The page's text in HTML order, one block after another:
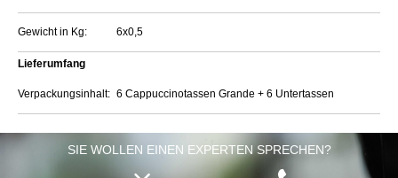
Gewicht in Kg: 6x0,5
Lieferumfang
Verpackungsinhalt: 6 Cappuccinotassen Grande + 6 Untertassen
SIE WOLLEN EINEN EXPERTEN SPRECHEN?